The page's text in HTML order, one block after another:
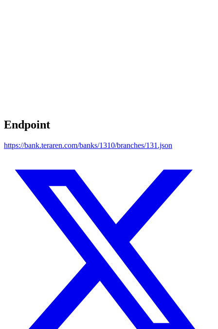
Endpoint
https://bank.teraren.com/banks/1310/branches/131.json